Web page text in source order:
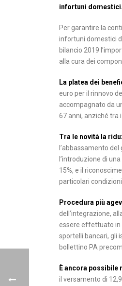
infortuni domestici.
Per garantire la
infortuni domestici
bilancio 2019
alla cura dei
La platea dei
euro per il rinnovo
accompagnato da
67 anni, anziché tra
Tra le novità la
l’abbassamento
l’introduzione di
15%, e il
particolari
Procedura più
dell’integrazione,
essere effettuato in
sportelli bancari, gli
bollettino PA
È ancora possibile
il versamento di